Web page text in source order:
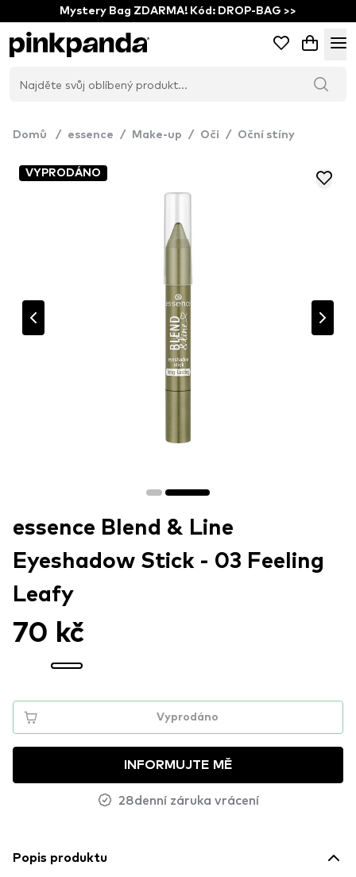
Mystery Bag ZDARMA! Kód: DROP-BAG >>
Domů / essence / Make-up / Oči / Oční stíny
VYPRODÁNO
essence Blend & Line
Eyeshadow Stick - 03 Feeling
Leafy
70 kč
Vyprodáno
INFORMUJTE MĚ
28denní záruka vrácení
Popis produktu